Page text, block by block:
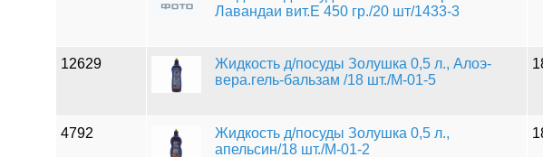
Лавандаи вит.Е 450 гр./20 шт/1433-3
12629
Жидкость д/посуды Золушка 0,5 л., Алоэ-
вера.гель-бальзам /18 шт./М-01-5
4792
Жидкость д/посуды Золушка 0,5 л.,
апельсин/18 шт./М-01-2